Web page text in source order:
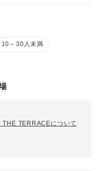
10～30人未満
THE TERRACEについて